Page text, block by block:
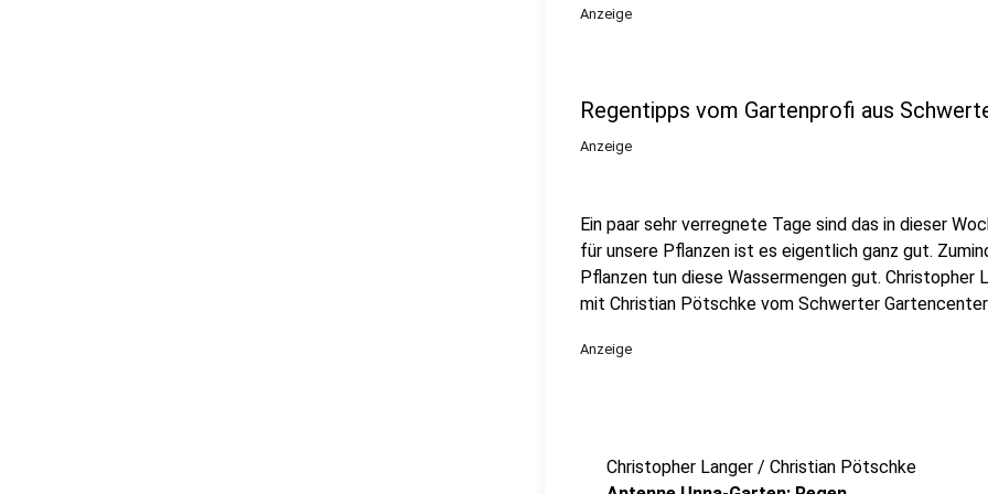
Anzeige
Regentipps vom Gartenprofi aus
Anzeige
Ein paar sehr verregnete Tage sind das in dieser
für unsere Pflanzen ist es eigentlich ganz gut.
Pflanzen tun diese Wassermengen gut. Christopher
mit Christian Pötschke vom Schwerter
Anzeige
Christopher Langer / Christian Pötschke